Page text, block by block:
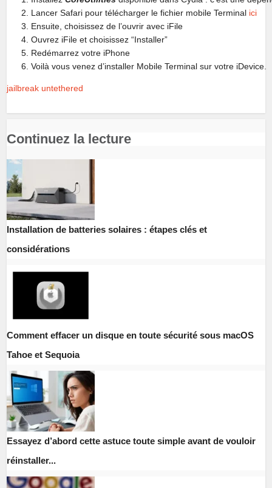
Lancer Safari pour télécharger le fichier mobile Terminal ici
Ensuite, choisissez de l’ouvrir avec iFile
Ouvrez iFile et choisissez “Installer”
Redémarrez votre iPhone
Voilà vous venez d’installer Mobile Terminal sur votre iDevice.
jailbreak untethered
Continuez la lecture
Installation de batteries solaires : étapes clés et
considérations
Comment effacer un disque en toute sécurité sous macOS
Tahoe et Sequoia
Essayez d’abord cette astuce toute simple avant de vouloir
réinstaller...